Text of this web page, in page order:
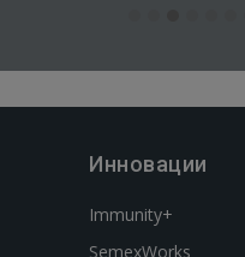
Инновации
Immunity+
SemexWorks